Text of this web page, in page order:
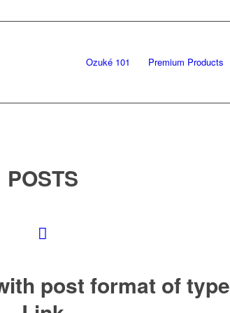
Ozuké 101 Premium Products
POSTS
post format of type